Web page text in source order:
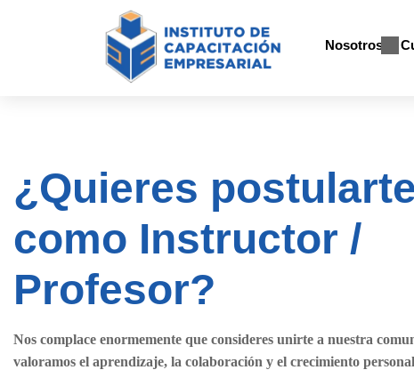
Nosotros
¿Quieres postularte
como Instructor /
Profesor?
Nos complace enormemente que consideres unirte a nuestra
valoramos el aprendizaje, la colaboración y el crecimiento